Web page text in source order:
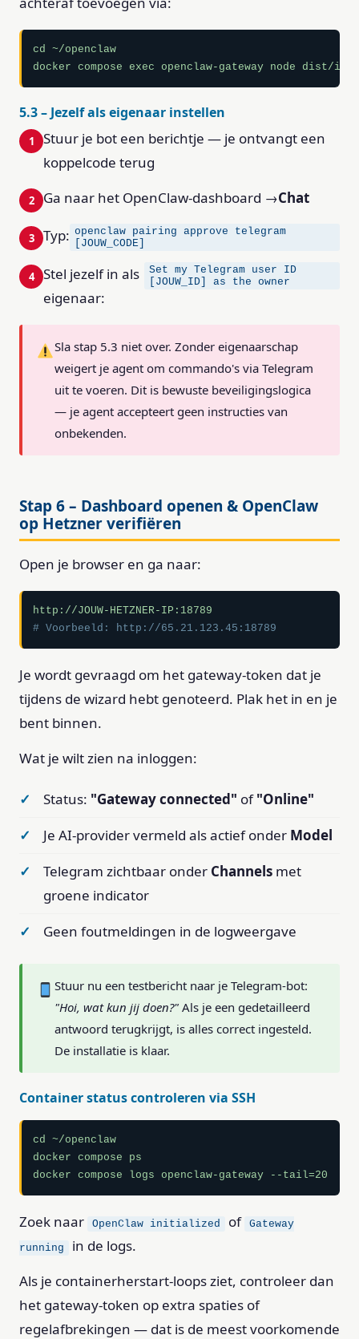
cd ~/openclaw
docker compose exec openclaw-gateway node dist/
5.3 – Jezelf als eigenaar instellen
Stuur je bot een berichtje — je ontvangt een
koppelcode terug
Ga naar het OpenClaw-dashboard →Chat
Typ: openclaw pairing approve telegram
[JOUW_CODE]
Stel jezelf in als
eigenaar:
Set my Telegram user ID
[JOUW_ID] as the owner
Sla stap 5.3 niet over. Zonder eigenaarschap
weigert je agent om commando's via Telegram
uit te voeren. Dit is bewuste beveiligingslogica
— je agent accepteert geen instructies van
onbekenden.
Stap 6 – Dashboard openen & OpenClaw
op Hetzner verifiëren
Open je browser en ga naar:
# Voorbeeld: http://65.21.123.45:18789
Je wordt gevraagd om het gateway-token dat je
tijdens de wizard hebt genoteerd. Plak het in en je
bent binnen.
Wat je wilt zien na inloggen:
Status: "Gateway connected" of"Online"
Je AI-provider vermeld als actief onder Model
Telegram zichtbaar onder Channels met
groene indicator
Geen foutmeldingen in de logweergave
Stuur nu een testbericht naar je Telegram-bot:
"Hoi, wat kun jij doen?"Als je een gedetailleerd
antwoord terugkrijgt, is alles correct ingesteld.
De installatie is klaar.
Container status controleren via SSH
cd ~/openclaw
docker compose ps
docker compose logs openclaw-gateway --tail=20
Zoek naar OpenClaw initialized of Gateway
running
in de logs.
Als je containerherstart-loops ziet, controleer dan
het gateway-token op extra spaties of
regelafbrekingen — dat is de meest voorkomende